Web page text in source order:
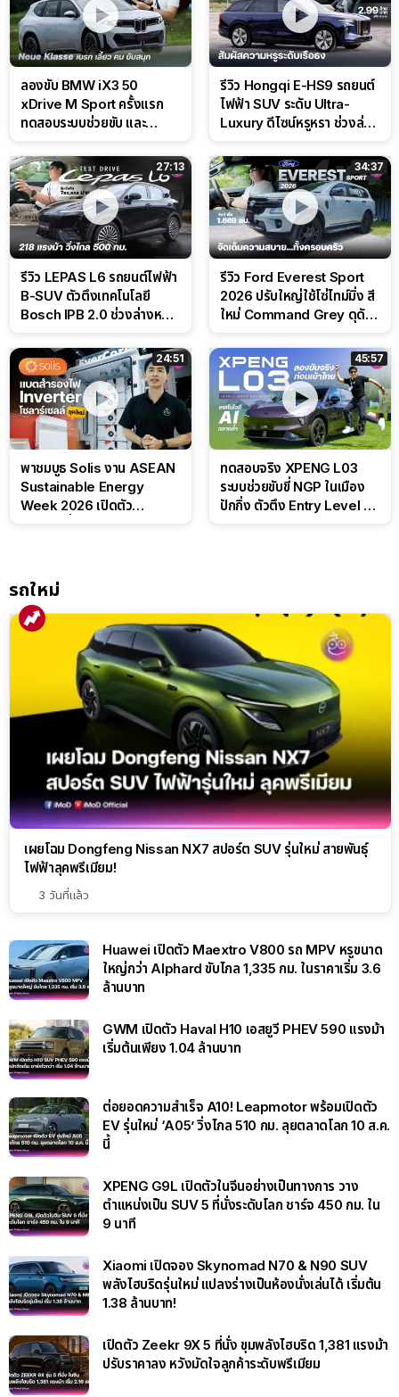
ลองขับ BMW iX3 50
xDrive M Sport ครั้งแรก
ทดสอบระบบช่วยขับ และ
สนาม
รีวิว Hongqi E-HS9 รถยนต์
ไฟฟ้า SUV ระดับ Ultra-
Luxury ดีไซน์หรูหรา ช่วงล่าง
27:13
รีวิว LEPAS L6 รถยนต์ไฟฟ้า
B-SUV ตัวตึงเทคโนโลยี
Bosch IPB 2.0 ช่วงล่างหนึบ
34:37
รีวิว Ford Everest Sport
2026 ปรับใหญ่ใช้โซ่ไทม์มิ่ง สี
ใหม่ Command Grey ดุดัน
24:51
พาชมบูธ Solis งาน ASEAN
Sustainable Energy
Week 2026 เปิดตัว
45:57
ทดสอบจริง XPENG L03
ระบบช่วยขับขี่ NGP ในเมือง
ปักกิ่ง ตัวตึง Entry Level ที่
รถใหม่
เผยโฉม Dongfeng Nissan NX7 สปอร์ต SUV รุ่นใหม่ สายพันธุ์
ไฟฟ้าลุคพรีเมียม!
3 วันที่แล้ว
Huawei เปิดตัว Maextro V800 รถ MPV หรูขนาด
ใหญ่กว่า Alphard ขับไกล 1,335 กม. ในราคาเริ่ม 3.6
ล้านบาท
GWM เปิดตัว Haval H10 เอสยูวี PHEV 590 แรงม้า
เริ่มต้นเพียง 1.04 ล้านบาท
ต่อยอดความสำเร็จ A10! Leapmotor พร้อมเปิดตัว
EV รุ่นใหม่ ‘A05’ วิ่งไกล 510 กม. ลุยตลาดโลก 10 ส.ค.
นี้
XPENG G9L เปิดตัวในจีนอย่างเป็นทางการ วาง
ตำแหน่งเป็น SUV 5 ที่นั่งระดับโลก ชาร์จ 450 กม. ใน
9 นาที
Xiaomi เปิดจอง Skynomad N70 & N90 SUV
พลังไฮบริดรุ่นใหม่ แปลงร่างเป็นห้องนั่งเล่นได้ เริ่มต้น
1.38 ล้านบาท!
เปิดตัว Zeekr 9X 5 ที่นั่ง ขุมพลังไฮบริด 1,381 แรงม้า
ปรับราคาลง หวังมัดใจลูกค้าระดับพรีเมียม